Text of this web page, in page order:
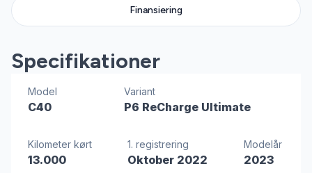
Finansiering
Specifikationer
Model
C40
Variant
P6 ReCharge Ultimate
Kilometer kørt
13.000
1. registrering
Oktober 2022
Modelår
2023